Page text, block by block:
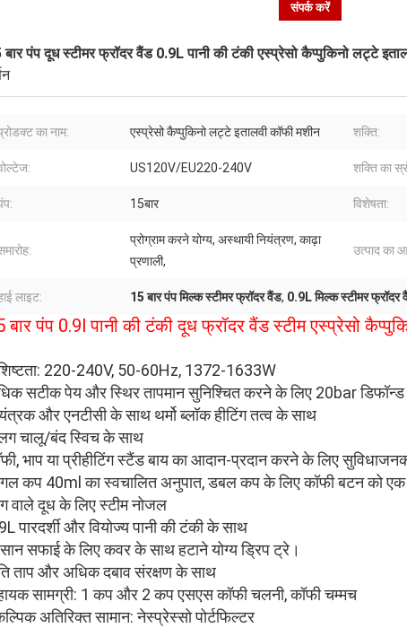
संपर्क करें
बार पंप दूध स्टीमर फ्रॉदर वैंड 0.9L पानी की टंकी एस्प्रेसो कैप्पुकिनो लट्टे
का नाम: एस्प्रेसो कैप्पुकिनो लट्टे इतालवी कॉफी मशीन शक्ति:
US120V/EU220-240V शक्ति का
15बार विशेषता:
प्रोग्राम करने योग्य, अस्थायी नियंत्रण, काढ़ा
प्रणाली,
उत्पाद का
लाइट: 15 बार पंप मिल्क स्टीमर फ्रॉदर वैंड, 0.9L मिल्क स्टीमर फ्रॉदर
बार पंप 0.9l पानी की टंकी दूध फ्रॉदर वैंड स्टीम एस्प्रेसो
220-240V, 50-60Hz, 1372-1633W
सटीक पेय और स्थिर तापमान सुनिश्चित करने के लिए 20bar डिफॉन्ड
और एनटीसी के साथ थर्मो ब्लॉक हीटिंग तत्व के साथ
चालू/बंद स्विच के साथ
भाप या प्रीहीटिंग स्टैंड बाय का आदान-प्रदान करने के लिए
कप 40ml का स्वचालित अनुपात, डबल कप के लिए कॉफी बटन को एक
वाले दूध के लिए स्टीम नोजल
पारदर्शी और वियोज्य पानी की टंकी के साथ
सफाई के लिए कवर के साथ हटाने योग्य ड्रिप ट्रे।
ताप और अधिक दबाव संरक्षण के साथ
सामग्री: 1 कप और 2 कप एसएस कॉफी चलनी, कॉफी चम्मच
अतिरिक्त सामान: नेस्प्रेस्सो पोर्टफिल्टर